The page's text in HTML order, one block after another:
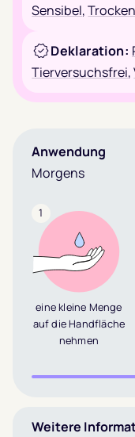
Sensibel,Trocken
Deklaration:
Tierversuchsfrei,
Anwendung
Morgens
1
eine kleine Menge
auf die Handfläche
nehmen
Weitere